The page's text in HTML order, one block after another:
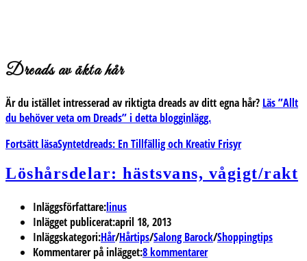
Dreads av äkta hår
Är du istället intresserad av riktigta dreads av ditt egna hår? Läs ”Allt
du behöver veta om Dreads” i detta blogginlägg.
Fortsätt läsaSyntetdreads: En Tillfällig och Kreativ Frisyr
Löshårsdelar: hästsvans, vågigt/rakt
Inläggsförfattare:linus
Inlägget publicerat:april 18, 2013
Inläggskategori:Hår/Hårtips/Salong Barock/Shoppingtips
Kommentarer på inlägget:8 kommentarer